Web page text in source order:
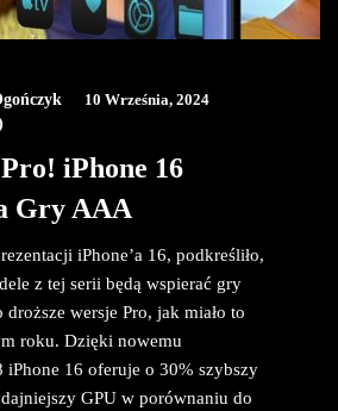
10 Września, 2024
iPhone 16
Gry AAA
iPhone’a 16, podkreśliło,
z tej serii będą wspierać gry
wersje Pro, jak miało to
roku. Dzięki nowemu
iPhone 16 oferuje o 30% szybszy
GPU w porównaniu do